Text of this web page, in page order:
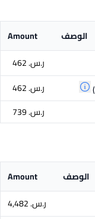
الوصف
Amount
ر.س.‏ 462
ر.س.‏ 462
ر.س.‏ 739
الوصف
Amount
ر.س.‏ 4,482